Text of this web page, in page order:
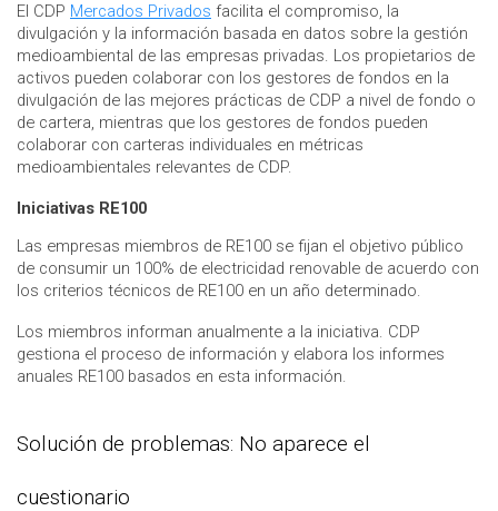
El CDP Mercados Privados facilita el compromiso, la
divulgación y la información basada en datos sobre la gestión
medioambiental de las empresas privadas. Los propietarios de
activos pueden colaborar con los gestores de fondos en la
divulgación de las mejores prácticas de CDP a nivel de fondo o
de cartera, mientras que los gestores de fondos pueden
colaborar con carteras individuales en métricas
medioambientales relevantes de CDP.
Iniciativas RE100
Las empresas miembros de RE100 se fijan el objetivo público
de consumir un 100% de electricidad renovable de acuerdo con
los criterios técnicos de RE100 en un año determinado.
Los miembros informan anualmente a la iniciativa. CDP
gestiona el proceso de información y elabora los informes
anuales RE100 basados en esta información.
Solución de problemas: No aparece el
cuestionario